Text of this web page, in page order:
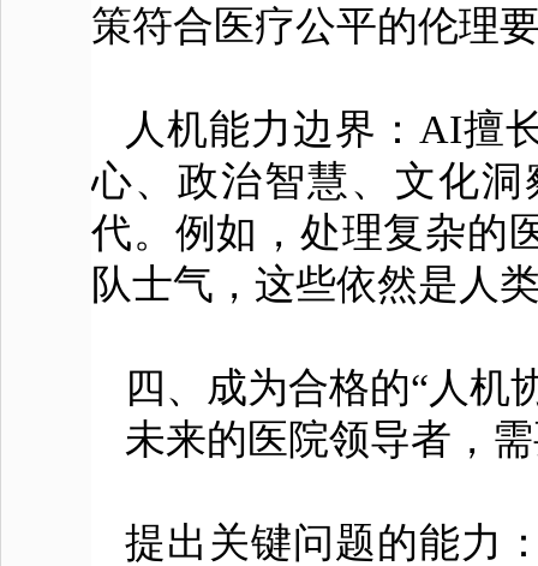
策符合医疗公平的伦理
人机能力边界：AI擅
心、政治智慧、文化
代。例如，处理复杂的
队士气，这些依然是人
四、成为合格的“人机
未来的医院领导者，
提出关键问题的能力